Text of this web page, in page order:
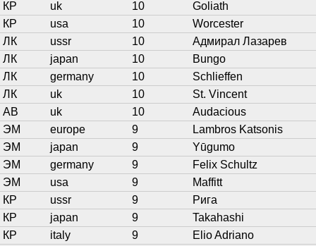
КР uk 10
Goliath
КР
usa 10
Worcester
ЛК
ussr 10
Адмирал Лазарев
ЛК
japan 10
Bungo
ЛК
germany 10
Schlieffen
ЛК
uk 10
St. Vincent
АВ
uk 10
Audacious
ЭМ
europe 9
Lambros Katsonis
ЭМ
japan 9
Yūgumo
ЭМ
germany 9
Felix Schultz
ЭМ
usa 9
Maffitt
КР
ussr 9
Рига
КР
japan 9
Takahashi
КР
italy 9
Elio Adriano